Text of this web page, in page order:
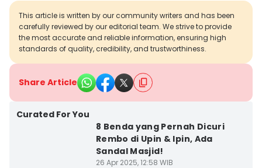
This article is written by our community writers and has been
carefully reviewed by our editorial team. We strive to provide
the most accurate and reliable information, ensuring high
standards of quality, credibility, and trustworthiness.
Share Article
Curated For You
8 Benda yang Pernah Dicuri
Rembo di Upin & Ipin, Ada
Sandal Masjid!
26 Apr 2025, 12:58 WIB